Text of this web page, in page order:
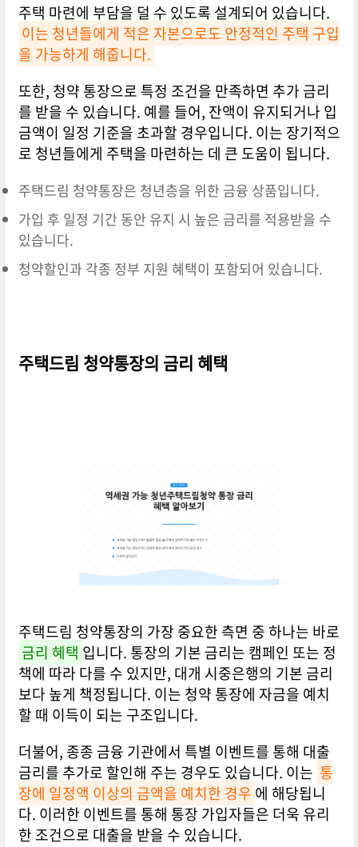
주택 마련에 부담을 덜 수 있도록 설계되어 있습니다.
이는 청년들에게 적은 자본으로도 안정적인 주택 구입
을 가능하게 해줍니다.
또한, 청약 통장으로 특정 조건을 만족하면 추가 금리
를 받을 수 있습니다. 예를 들어, 잔액이 유지되거나 입
금액이 일정 기준을 초과할 경우입니다. 이는 장기적으
로 청년들에게 주택을 마련하는 데 큰 도움이 됩니다.
주택드림 청약통장은 청년층을 위한 금융 상품입니다.
가입 후 일정 기간 동안 유지 시 높은 금리를 적용받을 수
있습니다.
청약할인과 각종 정부 지원 혜택이 포함되어 있습니다.
주택드림 청약통장의 금리 혜택
주택드림 청약통장의 가장 중요한 측면 중 하나는 바로
금리 혜택 입니다. 통장의 기본 금리는 캠페인 또는 정
책에 따라 다를 수 있지만, 대개 시중은행의 기본 금리
보다 높게 책정됩니다. 이는 청약 통장에 자금을 예치
할 때 이득이 되는 구조입니다.
더불어, 종종 금융 기관에서 특별 이벤트를 통해 대출
금리를 추가로 할인해 주는 경우도 있습니다. 이는 통
장에 일정액 이상의 금액을 예치한 경우 에 해당됩니
다. 이러한 이벤트를 통해 통장 가입자들은 더욱 유리
한 조건으로 대출을 받을 수 있습니다.